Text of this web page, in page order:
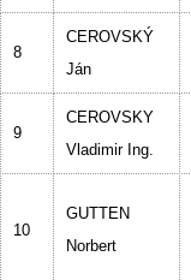
8
CEROVSKÝ
Ján
9
CEROVSKY
Vladimir Ing.
10
GUTTEN
Norbert